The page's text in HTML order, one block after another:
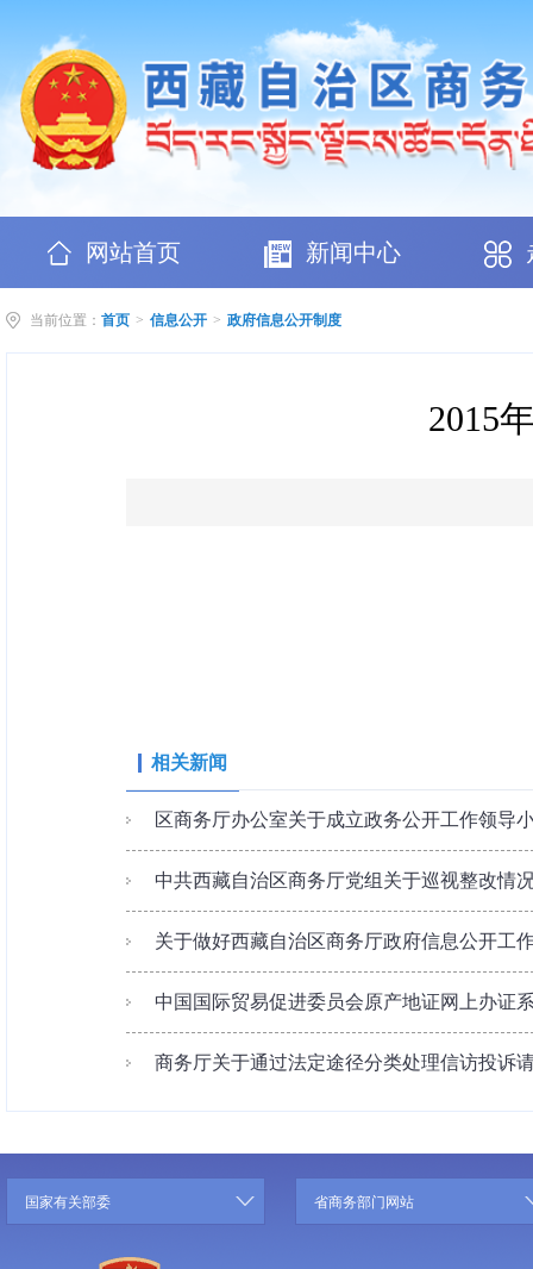
网站首页 新闻中心
当前位置： 首页 > 信息公开 > 政府信息公开制度
2015
相关新闻
区商务厅办公室关于成立政务公开工作领导
中共西藏自治区商务厅党组关于巡视整改情
关于做好西藏自治区商务厅政府信息公开工
中国国际贸易促进委员会原产地证网上办证
商务厅关于通过法定途径分类处理信访投诉
国家有关部委 省商务部门网站